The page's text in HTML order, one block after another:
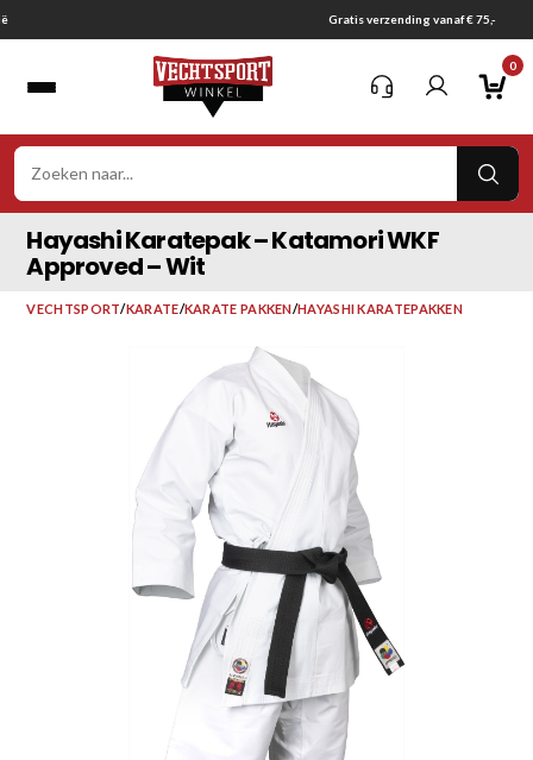
Ga
naar
Gratis verzending vanaf € 75,-
0
Hayashi Karatepak – Katamori WKF
Approved – Wit
VECHTSPORT/KARATE/KARATE PAKKEN/HAYASHI KARATEPAKKEN